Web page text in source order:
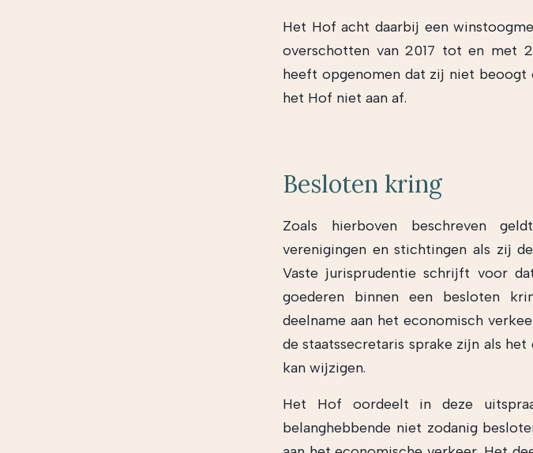
Het Hof acht daarbij een
overschotten van 2017 tot en met
heeft opgenomen dat zij niet beoogt
het Hof niet aan af.
Besloten kring
Zoals hierboven beschreven
verenigingen en stichtingen als zij
Vaste jurisprudentie schrijft voor
goederen binnen een besloten
deelname aan het economisch
de staatssecretaris sprake zijn als
kan wijzigen.
Het Hof oordeelt in deze
belanghebbende niet zodanig